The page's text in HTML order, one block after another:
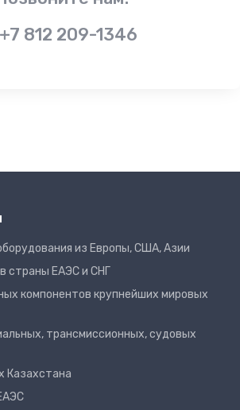
+7 812 209-1346
из Европы, США, Азии
страны ЕАЭС и СНГ
компонентов крупнейших мировых
трансмиссионных, судовых
Казахстана